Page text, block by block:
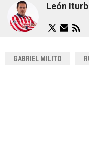
León
GABRIEL MILITO